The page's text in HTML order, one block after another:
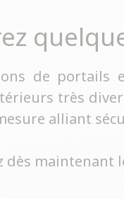
de
très
alliant
dès